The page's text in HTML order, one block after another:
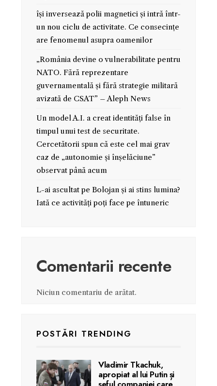
își inversează polii magnetici și intră într-
un nou ciclu de activitate. Ce consecințe
are fenomenul asupra oamenilor
„România devine o vulnerabilitate pentru
NATO. Fără reprezentare
guvernamentală și fără strategie militară
avizată de CSAT” – Aleph News
Un model A.I. a creat identități false în
timpul unui test de securitate.
Cercetătorii spun că este cel mai grav
caz de „autonomie și înșelăciune”
observat până acum
L-ai ascultat pe Bolojan și ai stins lumina?
Iată ce activități poți face pe întuneric
Comentarii recente
Niciun comentariu de arătat.
POSTĂRI TRENDING
Vladimir Tkachuk,
apropiat al lui Putin și